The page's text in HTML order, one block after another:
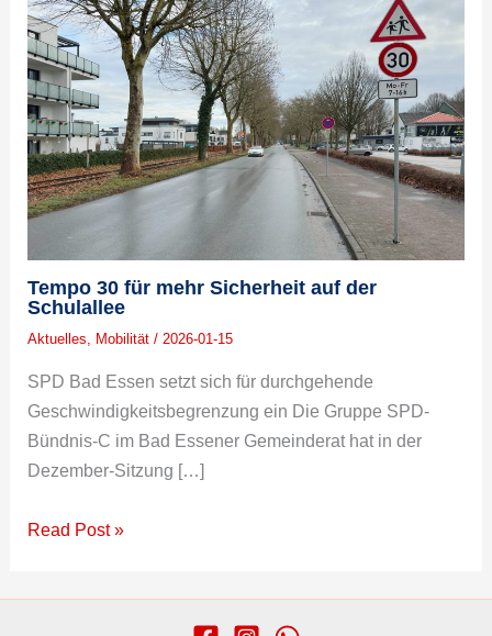
Tempo 30 für mehr Sicherheit auf der
Schulallee
Aktuelles Mobilität / 2026-01-15
SPD Bad Essen setzt sich für durchgehende
Geschwindigkeitsbegrenzung ein Die Gruppe SPD-
Bündnis-C im Bad Essener Gemeinderat hat in der
Dezember-Sitzung […]
Read Post »